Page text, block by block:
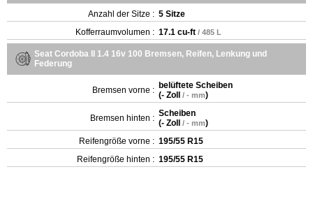
Anzahl der Sitze : 5 Sitze
Kofferraumvolumen : 17.1 cu-ft / 485 L
Seat Cordoba II 1.4 16v 100 Bremsen, Reifen, Lenkung und
Federung
Bremsen vorne : belüftete Scheiben
(- Zoll / - mm)
Bremsen hinten : Scheiben
(- Zoll / - mm)
Reifengröße vorne : 195/55 R15
Reifengröße hinten : 195/55 R15